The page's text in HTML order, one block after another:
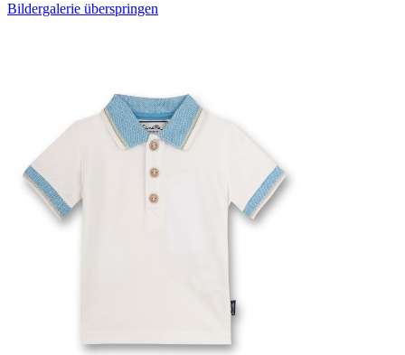
Bildergalerie überspringen